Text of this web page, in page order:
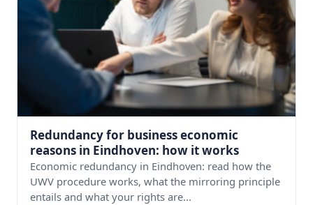
Redundancy for business economic
reasons in Eindhoven: how it works
Economic redundancy in Eindhoven: read how the
UWV procedure works, what the mirroring principle
entails and what your rights are...